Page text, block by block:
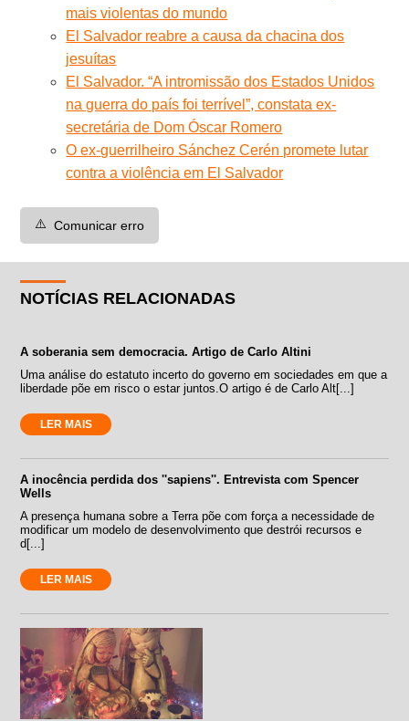
mais violentas do mundo
El Salvador reabre a causa da chacina dos
jesuítas
El Salvador. “A intromissão dos Estados Unidos
na guerra do país foi terrível”, constata ex-
secretária de Dom Óscar Romero
O ex-guerrilheiro Sánchez Cerén promete lutar
contra a violência em El Salvador
⚠️ Comunicar erro
NOTÍCIAS RELACIONADAS
A soberania sem democracia. Artigo de Carlo Altini
Uma análise do estatuto incerto do governo em sociedades em que a
liberdade põe em risco o estar juntos.O artigo é de Carlo Alt[...]
LER MAIS
A inocência perdida dos ''sapiens''. Entrevista com Spencer
Wells
A presença humana sobre a Terra põe com força a necessidade de
modificar um modelo de desenvolvimento que destrói recursos e
d[...]
LER MAIS